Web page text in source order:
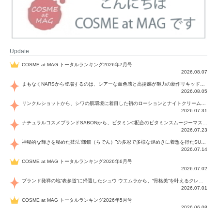
Update
COSME at MAG トータルランキング2026年7月号
2026.08.07
まもなくNARSから登場するのは、シアーな血色感と高揚感が魅力の新作リキッドブラッシュ「インセイシャブル リキッドブラッシュ」と、ゴールデンアワーに染まる空にインスピレーションを得た「アフターグロー リップシャイン」の新色！夏をハックして！
2026.08.05
リンクルショットから、シワの肌環境に着目した初のローションとナイトクリームが登場！デイリーケアで、シワ特有の肌環境を改善し、シワが目立たない肌へと導きます。
2026.07.31
ナチュラルコスメブランドSABONから、ビタミンC配合のビタミンスムージーマスク「ラディアンスマスク」と、ペパーミントにオーガニックハーブを凝縮したジェルの涼感トリートメント美容液「スカルプセラム リフレッシング」が登場！日々のデイリーケアで、過酷な猛暑で疲れた肌や頭皮をサポート、心地よくリフレッシュし、優しく肌を整えます。
2026.07.23
神秘的な輝きを秘めた技法“螺鈿（らでん）”の多彩で多様な煌めきに着想を得たSUQQUの2026 秋 カラーコレクションから登場するのは、艶然と輝くアイシャドウや偏光パールを配したフェイスカラー、繊細なパールの煌めくネイル、そしてそれらを際立てる“朧げな艶”を秘めた新リクイドリップ「ブラー リクイド リップ」。強さを秘めたまろやかな洗練の表情に。
2026.07.14
COSME at MAG トータルランキング2026年6月号
2026.07.02
ブランド発祥の地“表参道”に帰還したシュウ ウエムラから、“骨格美“を叶えるクレヨンタイプのフェイスカラー「スカルプト クレヨン」と、ブランド初のリノベーションで進化した名品アイブロウ「ハード フォーミュラ ハード 10」が登場！
2026.07.01
COSME at MAG トータルランキング2026年5月号